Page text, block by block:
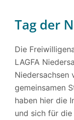
Tag der
Die
LAGFA
Niedersachsen
gemeinsamen
haben hier die
und sich für